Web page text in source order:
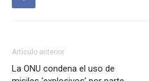
Artículo anterior
La ONU condena el uso de